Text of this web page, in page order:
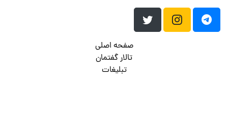
صفحه اصلی
تالار گفتمان
تبلیغات